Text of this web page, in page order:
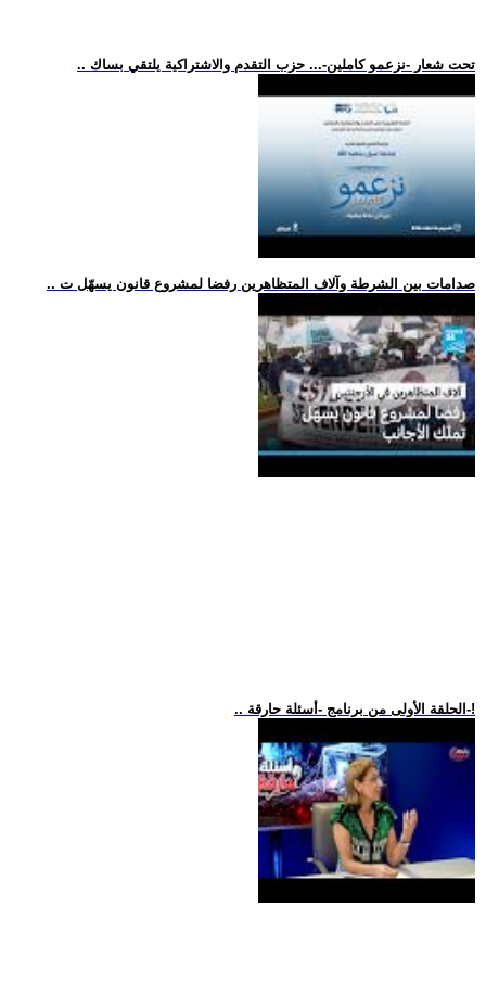
.. تحت شعار -نزعمو كاملين-... حزب التقدم والاشتراكية يلتقي بساك
.. صدامات بين الشرطة وآلاف المتظاهرين رفضا لمشروع قانون يسهّل ت
.. الحلقة الأولى من برنامج -أسئلة حارقة-!